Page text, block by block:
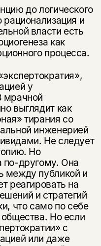
до логического
и
власти есть
как
процесса.
у
мрачной
выглядит как
тирания со
инженерией
Не следует
Но
по-другому. Она
между публикой и
реагировать на
и стратегий
что само по себе
общества. Но если
с
или даже
рассылку
на
на
книги
на указанный
конфиденциальности
для
лет?